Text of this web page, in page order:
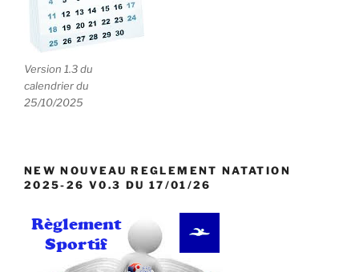
Version 1.3 du
calendrier du
25/10/2025
NEW NOUVEAU REGLEMENT NATATION
2025-26 V0.3 DU 17/01/26